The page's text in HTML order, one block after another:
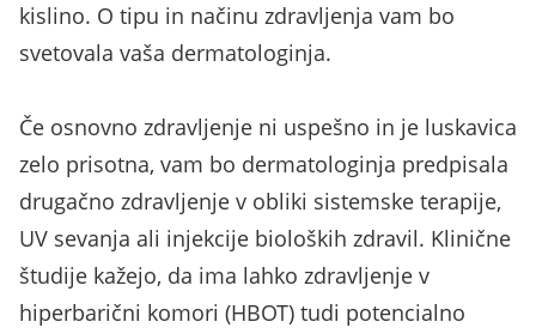
kislino. O tipu in načinu zdravljenja vam bo
svetovala vaša dermatologinja.
Če osnovno zdravljenje ni uspešno in je luskavica
zelo prisotna, vam bo dermatologinja predpisala
drugačno zdravljenje v obliki sistemske terapije,
UV sevanja ali injekcije bioloških zdravil. Klinične
študije kažejo, da ima lahko zdravljenje v
hiperbarični komori (HBOT) tudi potencialno